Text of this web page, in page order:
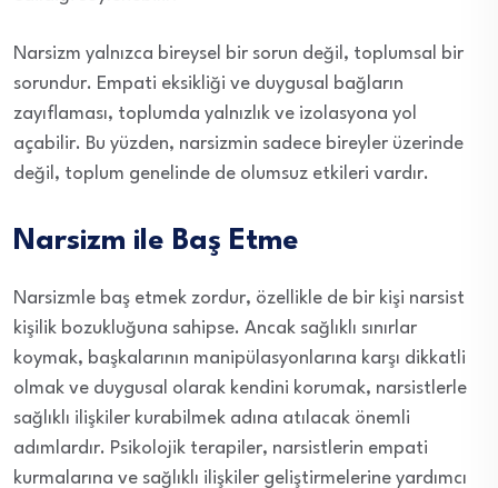
Narsizm yalnızca bireysel bir sorun değil, toplumsal bir
sorundur. Empati eksikliği ve duygusal bağların
zayıflaması, toplumda yalnızlık ve izolasyona yol
açabilir. Bu yüzden, narsizmin sadece bireyler üzerinde
değil, toplum genelinde de olumsuz etkileri vardır.
Narsizm ile Baş Etme
Narsizmle baş etmek zordur, özellikle de bir kişi narsist
kişilik bozukluğuna sahipse. Ancak sağlıklı sınırlar
koymak, başkalarının manipülasyonlarına karşı dikkatli
olmak ve duygusal olarak kendini korumak, narsistlerle
sağlıklı ilişkiler kurabilmek adına atılacak önemli
adımlardır. Psikolojik terapiler, narsistlerin empati
kurmalarına ve sağlıklı ilişkiler geliştirmelerine yardımcı